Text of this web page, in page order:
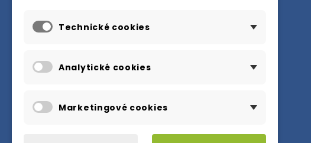
anglického jazyka.
Karly Machové 48 Beroun 266 01
info@englishbooks.cz
Technické cookies
Analytické cookies
Marketingové cookies